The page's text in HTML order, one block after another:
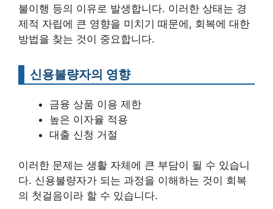
불이행 등의 이유로 발생합니다. 이러한 상태는 경
제적 자립에 큰 영향을 미치기 때문에, 회복에 대한
방법을 찾는 것이 중요합니다.
신용불량자의 영향
금융 상품 이용 제한
높은 이자율 적용
대출 신청 거절
이러한 문제는 생활 자체에 큰 부담이 될 수 있습니
다. 신용불량자가 되는 과정을 이해하는 것이 회복
의 첫걸음이라 할 수 있습니다.